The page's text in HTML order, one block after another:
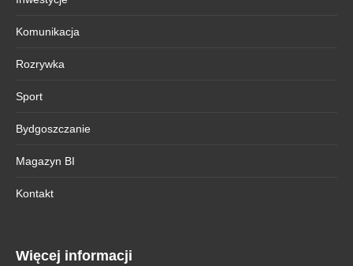
Komunikacja
Rozrywka
Sport
Bydgoszczanie
Magazyn BI
Kontakt
Więcej informacji